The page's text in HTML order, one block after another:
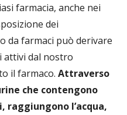
farmacia, anche nei
dei
da farmaci può derivare
attivi dal nostro
il farmaco. Attraverso
che contengono
raggiungono l’acqua,